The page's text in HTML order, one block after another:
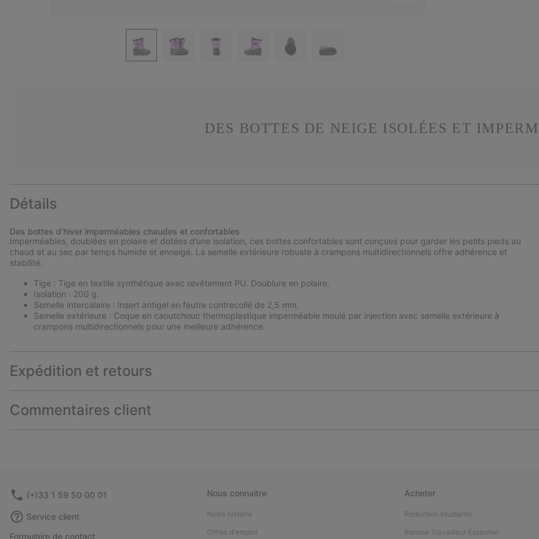
DES BOTTES DE NEIGE ISOLÉES ET
Détails
Des bottes d’hiver imperméables chaudes et confortables
Imperméables, doublées en polaire et dotées d’une isolation, ces bottes confortables sont conçues pour garder les petits pieds au
chaud et au sec par temps humide et enneigé. La semelle extérieure robuste à crampons multidirectionnels offre adhérence et
stabilité.
Tige : Tige en textile synthétique avec revêtement PU. Doublure en polaire.
Isolation : 200 g.
Semelle intercalaire : Insert antigel en feutre contrecollé de 2,5 mm.
Semelle extérieure : Coque en caoutchouc thermoplastique imperméable moulé par injection avec semelle extérieure à
crampons multidirectionnels pour une meilleure adhérence.
Expédition et retours
Commentaires client
(+)33 1 59 50 00 01
Service client
Formulaire de contact
Nous connaitre
Notre histoire
Offres d'emploi
Acheter
Réduction étudiants
Remise Travailleur Essentiel